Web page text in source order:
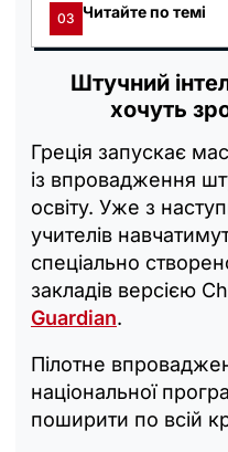
03 Читайте по темі
Штучний
хочуть
Греція запускає
із впровадження
освіту. Уже з
учителів
спеціально
закладів версією
Guardian.
Пілотне
національної
поширити по всій